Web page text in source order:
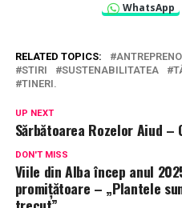
WhatsApp
RELATED TOPICS:
STIRI
SUSTENABILITATEA
TINERI.
UP NEXT
Sărbătoarea Rozelor Aiud –
DON'T MISS
Viile din Alba încep anul
promițătoare – „Plantele